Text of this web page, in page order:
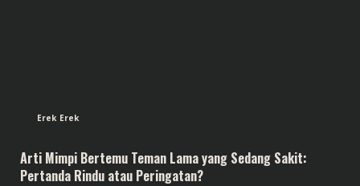
Erek Erek
Arti Mimpi Bertemu Teman Lama yang Sedang Sakit:
Pertanda Rindu atau Peringatan?